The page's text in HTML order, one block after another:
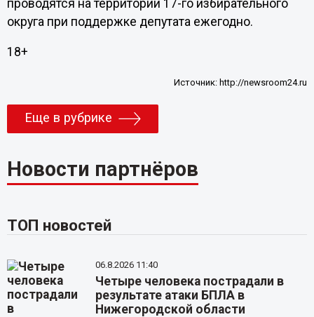
проводятся на территории 17-го избирательного
округа при поддержке депутата ежегодно.
18+
Источник: http://newsroom24.ru
Еще в рубрике
Новости партнёров
ТОП новостей
06.8.2026 11:40
Четыре человека пострадали в
результате атаки БПЛА в
Нижегородской области